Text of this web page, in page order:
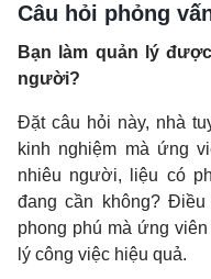
Câu hỏi phỏng
Bạn làm quản lý
người?
Đặt câu hỏi này, nhà
kinh nghiệm mà ứng
nhiêu người, liệu có
đang cần không?
phong phú mà ứng
lý công việc hiệu quả.